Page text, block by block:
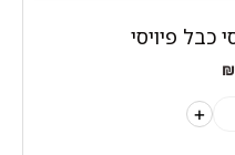
₪
+